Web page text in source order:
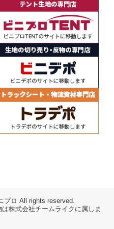
プロ All rights reserved.
株式会社チームライクに属しま